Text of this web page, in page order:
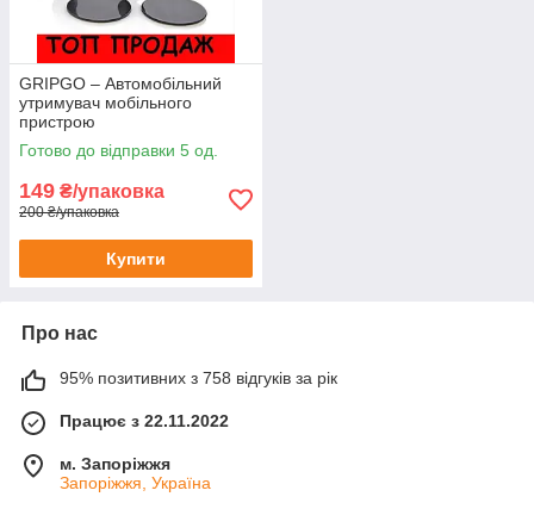
GRIPGO – Автомобільний
утримувач мобільного
пристрою
Готово до відправки 5 од.
149 ₴/упаковка
200 ₴/упаковка
Купити
Про нас
95% позитивних з 758 відгуків за рік
Працює з 22.11.2022
м. Запоріжжя
Запоріжжя, Україна